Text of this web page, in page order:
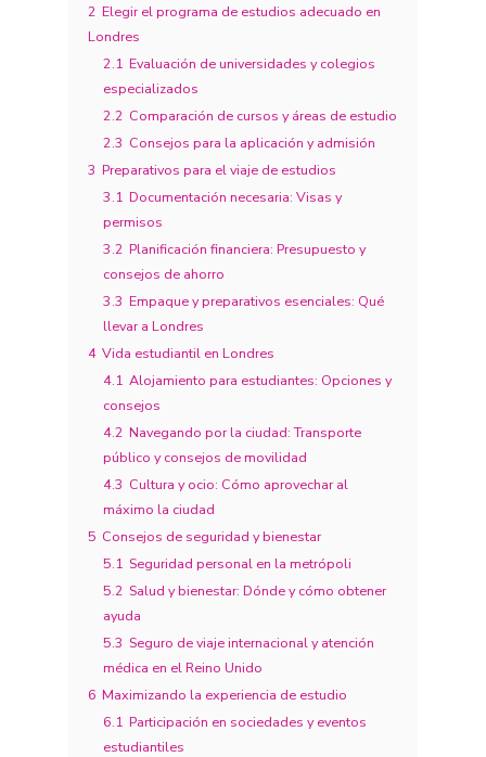
2 Elegir el programa de estudios adecuado en
Londres
2.1 Evaluación de universidades y colegios
especializados
2.2 Comparación de cursos y áreas de estudio
2.3 Consejos para la aplicación y admisión
3 Preparativos para el viaje de estudios
3.1 Documentación necesaria: Visas y
permisos
3.2 Planificación financiera: Presupuesto y
consejos de ahorro
3.3 Empaque y preparativos esenciales: Qué
llevar a Londres
4 Vida estudiantil en Londres
4.1 Alojamiento para estudiantes: Opciones y
consejos
4.2 Navegando por la ciudad: Transporte
público y consejos de movilidad
4.3 Cultura y ocio: Cómo aprovechar al
máximo la ciudad
5 Consejos de seguridad y bienestar
5.1 Seguridad personal en la metrópoli
5.2 Salud y bienestar: Dónde y cómo obtener
ayuda
5.3 Seguro de viaje internacional y atención
médica en el Reino Unido
6 Maximizando la experiencia de estudio
6.1 Participación en sociedades y eventos
estudiantiles